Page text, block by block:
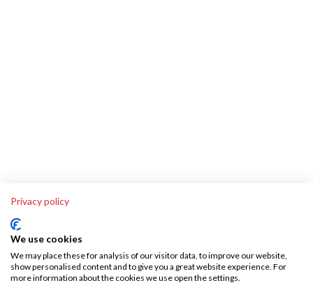
Privacy policy
We use cookies
We may place these for analysis of our visitor data, to improve our website,
show personalised content and to give you a great website experience. For
more information about the cookies we use open the settings.